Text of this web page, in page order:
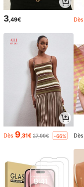
3 ,49€ Dès
Dès 9,31€ 27,99€ -66% Dès